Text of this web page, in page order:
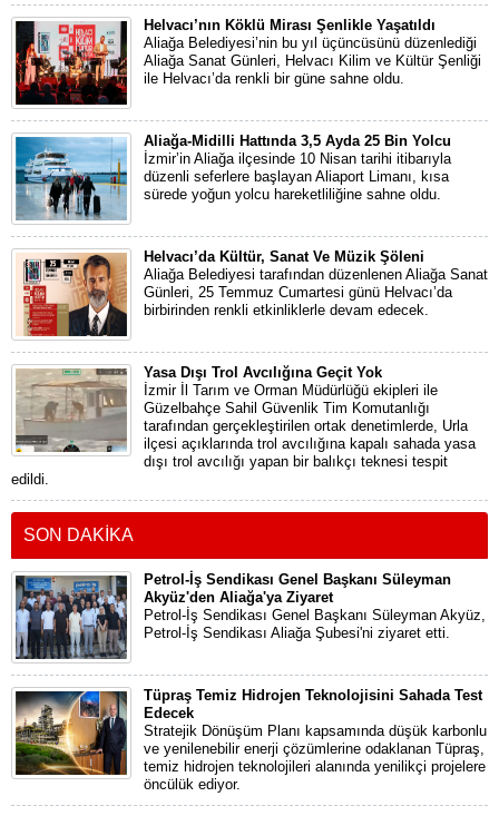
Helvacı’nın Köklü Mirası Şenlikle Yaşatıldı
Aliağa Belediyesi’nin bu yıl üçüncüsünü düzenlediği
Aliağa Sanat Günleri, Helvacı Kilim ve Kültür Şenliği
ile Helvacı’da renkli bir güne sahne oldu.
Aliağa-Midilli Hattında 3,5 Ayda 25 Bin Yolcu
İzmir’in Aliağa ilçesinde 10 Nisan tarihi itibarıyla
düzenli seferlere başlayan Aliaport Limanı, kısa
sürede yoğun yolcu hareketliliğine sahne oldu.
Helvacı’da Kültür, Sanat Ve Müzik Şöleni
Aliağa Belediyesi tarafından düzenlenen Aliağa Sanat
Günleri, 25 Temmuz Cumartesi günü Helvacı’da
birbirinden renkli etkinliklerle devam edecek.
Yasa Dışı Trol Avcılığına Geçit Yok
İzmir İl Tarım ve Orman Müdürlüğü ekipleri ile
Güzelbahçe Sahil Güvenlik Tim Komutanlığı
tarafından gerçekleştirilen ortak denetimlerde, Urla
ilçesi açıklarında trol avcılığına kapalı sahada yasa
dışı trol avcılığı yapan bir balıkçı teknesi tespit
edildi.
SON DAKİKA
Petrol-İş Sendikası Genel Başkanı Süleyman
Akyüz'den Aliağa'ya Ziyaret
Petrol-İş Sendikası Genel Başkanı Süleyman Akyüz,
Petrol-İş Sendikası Aliağa Şubesi'ni ziyaret etti.
Tüpraş Temiz Hidrojen Teknolojisini Sahada Test
Edecek
Stratejik Dönüşüm Planı kapsamında düşük karbonlu
ve yenilenebilir enerji çözümlerine odaklanan Tüpraş,
temiz hidrojen teknolojileri alanında yenilikçi projelere
öncülük ediyor.